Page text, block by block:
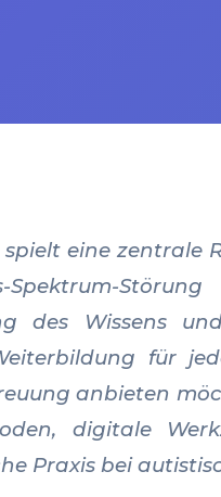
eine zentrale
Spektrum-
des Wissens
für
anbieten
digitale
Praxis bei